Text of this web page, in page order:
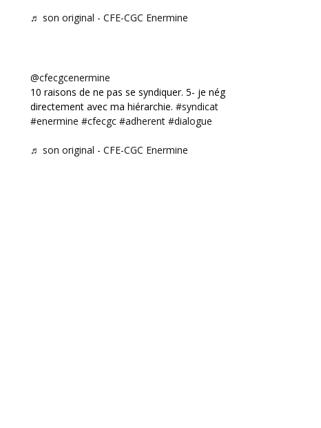
♬ son original - CFE-CGC Enermine
@cfecgcenermine
10 raisons de ne pas se syndiquer. 5- je négocie
directement avec ma hiérarchie. #syndicat
#enermine #cfecgc #adherent #dialogue
♬ son original - CFE-CGC Enermine